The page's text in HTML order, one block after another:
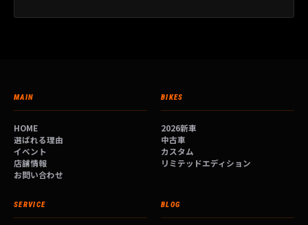
MAIN
HOME
選ばれる理由
イベント
店舗情報
お問い合わせ
BIKES
2026新車
中古車
カスタム
リミテッドエディション
SERVICE BLOG